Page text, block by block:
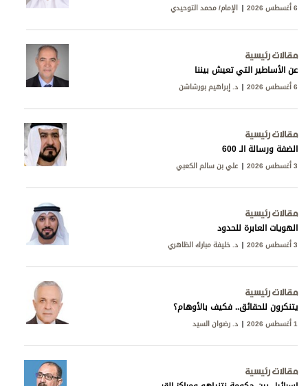
6 أغسطس 2026 الإمام/ محمد التوحيدي
مقالات رئيسية
عن الأساطير التي تعيش بيننا
6 أغسطس 2026 د. إبراهيم بورشاشن
مقالات رئيسية
الضفة ورسالة الـ 600
3 أغسطس 2026 علي بن سالم الكعبي
مقالات رئيسية
الهويات العابرة للحدود
3 أغسطس 2026 د. خليفة مبارك الظاهري
مقالات رئيسية
يتنكرون للحقائق.. فكيف بالأوهام؟
1 أغسطس 2026 د. رضوان السيد
مقالات رئيسية